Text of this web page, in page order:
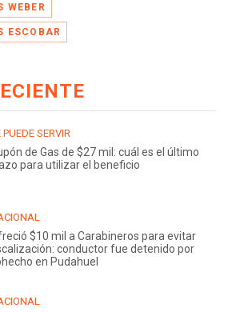
WEBER
ESCOBAR
PUEDE SERVIR
de Gas de $27 mil: cuál es el último
para utilizar el beneficio
$10 mil a Carabineros para evitar
conductor fue detenido por
en Pudahuel